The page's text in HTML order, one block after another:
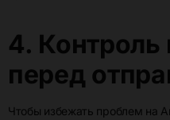
4. Контроль
перед
Чтобы избежать проблем на